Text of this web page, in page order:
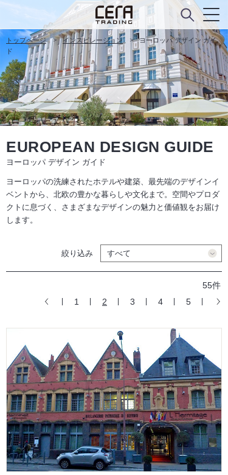
トップページ インスピレーション
ヨーロッパ デザイン ガイ
ド
EUROPEAN DESIGN GUIDE
ヨーロッパ デザイン ガイド
ヨーロッパの洗練されたホテルや建築、最先端のデザインイ
ベントから、北欧の豊かな暮らしや文化まで。空間やプロダ
クトに息づく、さまざまなデザインの魅力と価値観をお届け
します。
絞り込み
55件
1
2 3 4 5